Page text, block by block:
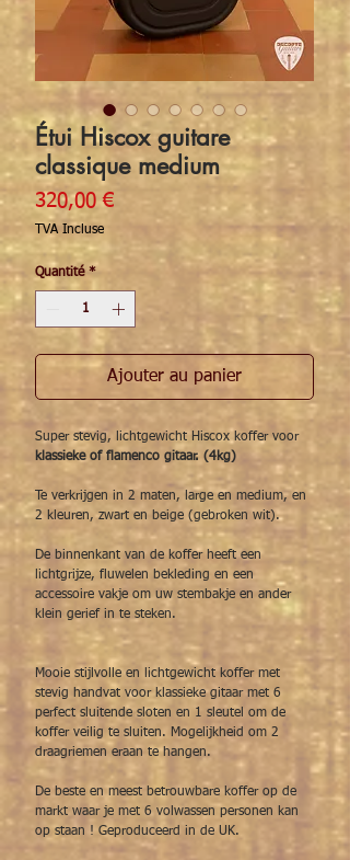
Étui Hiscox guitare
classique medium
320,00 €Prix
TVA Incluse
Quantité *
Ajouter au panier
Super stevig, lichtgewicht Hiscox koffer voor
klassieke of flamenco gitaar. (4kg)
Te verkrijgen in 2 maten, large en medium, en
2 kleuren, zwart en beige (gebroken wit).
De binnenkant van de koffer heeft een
lichtgrijze, fluwelen bekleding en een
accessoire vakje om uw stembakje en ander
klein gerief in te steken.
Mooie stijlvolle en lichtgewicht koffer met
stevig handvat voor klassieke gitaar met 6
perfect sluitende sloten en 1 sleutel om de
koffer veilig te sluiten. Mogelijkheid om 2
draagriemen eraan te hangen.
De beste en meest betrouwbare koffer op de
markt waar je met 6 volwassen personen kan
op staan ! Geproduceerd in de UK.